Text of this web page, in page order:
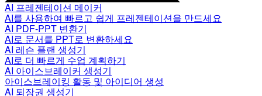
AI 프레젠테이션 메이커
AI를 사용하여 빠르고 쉽게 프레젠테이션을 만드세요
AI PDF-PPT 변환기
AI로 문서를 PPT로 변환하세요
AI 레슨 플랜 생성기
AI로 더 빠르게 수업 계획하기
AI 아이스브레이커 생성기
아이스브레이킹 활동 및 아이디어 생성
AI 퇴장권 생성기